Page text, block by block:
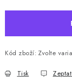
Kód zboží: Zvolte
Tisk